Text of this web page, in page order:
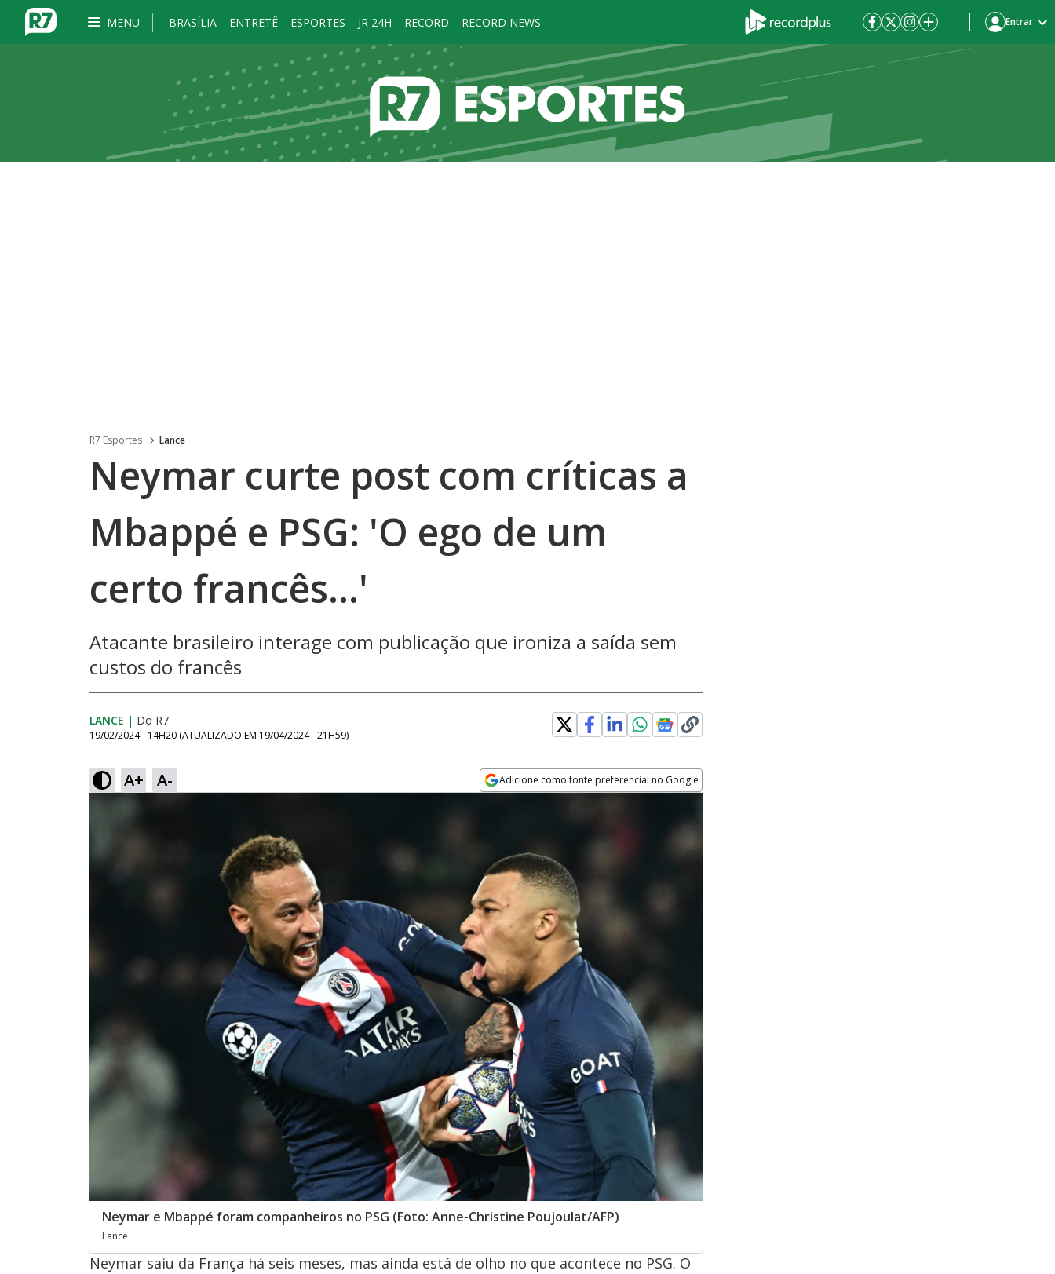
MENU BRASÍLIA ENTRETÊ ESPORTES JR 24H RECORD RECORD NEWS Entrar
R7 Esportes Lance
Neymar curte post com críticas a
Mbappé e PSG: 'O ego de um
certo francês...'
Atacante brasileiro interage com publicação que ironiza a saída sem
custos do francês
LANCE | Do R7
19/02/2024 - 14H20 (ATUALIZADO EM 19/04/2024 - 21H59)
A+ A- Adicione como fonte preferencial no Google
Neymar e Mbappé foram companheiros no PSG (Foto: Anne-Christine Poujoulat/AFP)
Lance
Neymar saiu da França há seis meses, mas ainda está de olho no que acontece no PSG. O